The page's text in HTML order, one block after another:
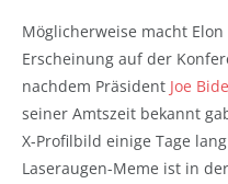
Möglicherweise macht
Erscheinung auf der
nachdem Präsident Joe
seiner Amtszeit bekannt
X-Profilbild einige Tage
Laseraugen-Meme ist in